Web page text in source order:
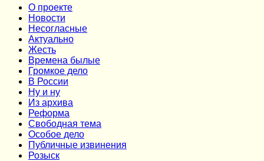
О проекте
Новости
Несогласные
Актуально
Жесть
Времена былые
Громкое дело
В России
Ну и ну
Из архива
Реформа
Cвободная тема
Особое дело
Публичные извинения
Розыск